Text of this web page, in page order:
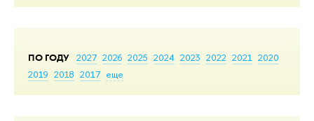
ПО ГОДУ 2027 2026 2025 2024 2023 2022 2021 2020
2019 2018 2017 еще